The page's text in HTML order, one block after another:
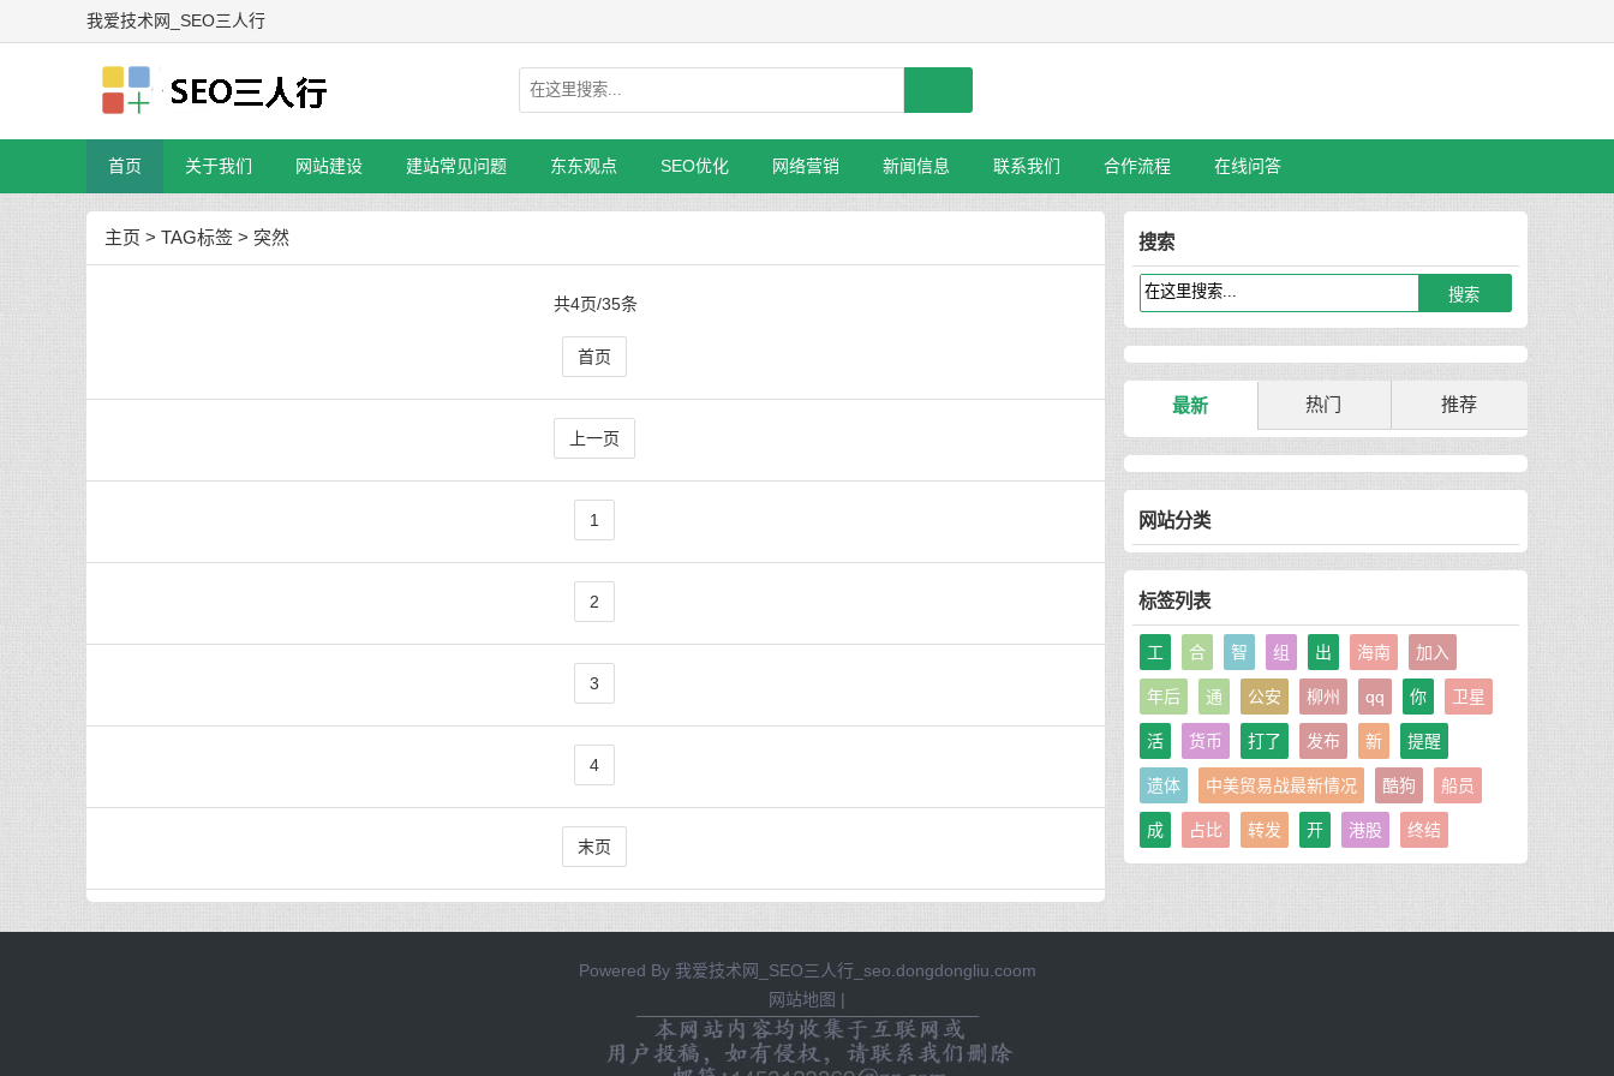
我爱技术网_SEO三人行
首页 关于我们 网站建设 建站常见问题 东东观点 SEO优化 网络营销 新闻信息 联系我们 合作流程 在线问答
主页 > TAG标签 > 突然
共4页/35条
首页
上一页
1
2
3
4
末页
搜索
最新 热门 推荐
网站分类
标签列表
工 合 智 组 出 海南 加入
年后 通 公安 柳州 qq 你 卫星
活 货币 打了 发布 新 提醒
遗体 中美贸易战最新情况 酷狗 船员
成 占比 转发 开 港股 终结
Powered By 我爱技术网_SEO三人行_seo.dongdongliu.coom
网站地图 |